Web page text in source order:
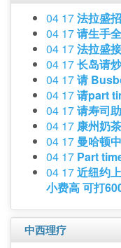
04 17法拉盛
04 17请生手
04 17法拉盛
04 17长岛请
04 17请
04 17请part
04 17请寿司
04 17 康州奶
04 17 曼哈顿
04 17 Part
04 17近纽约
小费高 可打
中西理疗